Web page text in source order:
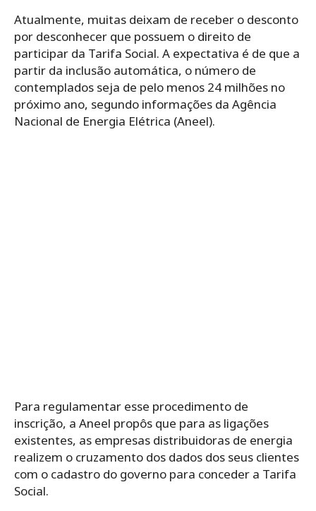
Atualmente, muitas deixam de receber o desconto
por desconhecer que possuem o direito de
participar da Tarifa Social. A expectativa é de que a
partir da inclusão automática, o número de
contemplados seja de pelo menos 24 milhões no
próximo ano, segundo informações da Agência
Nacional de Energia Elétrica (Aneel).
Para regulamentar esse procedimento de
inscrição, a Aneel propôs que para as ligações
existentes, as empresas distribuidoras de energia
realizem o cruzamento dos dados dos seus clientes
com o cadastro do governo para conceder a Tarifa
Social.